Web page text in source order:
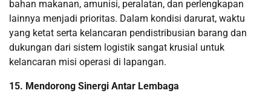
bahan makanan, amunisi, peralatan, dan perlengkapan
lainnya menjadi prioritas. Dalam kondisi darurat, waktu
yang ketat serta kelancaran pendistribusian barang dan
dukungan dari sistem logistik sangat krusial untuk
kelancaran misi operasi di lapangan.
15. Mendorong Sinergi Antar Lembaga